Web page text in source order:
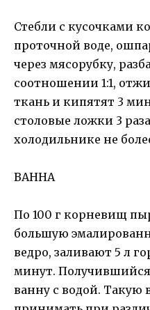
Стебли с кусочками
проточной воде,
через мясорубку,
соотношении 1:1,
ткань и кипятят 3
столовые ложки 3
холодильнике не
ВАННА
По 100 г корневищ
большую
ведро, заливают 5 л
минут.
ванну с водой. Такую